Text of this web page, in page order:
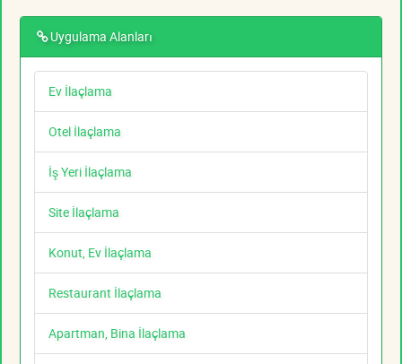
Uygulama Alanları
Ev İlaçlama
Otel İlaçlama
İş Yeri İlaçlama
Site İlaçlama
Konut, Ev İlaçlama
Restaurant İlaçlama
Apartman, Bina İlaçlama